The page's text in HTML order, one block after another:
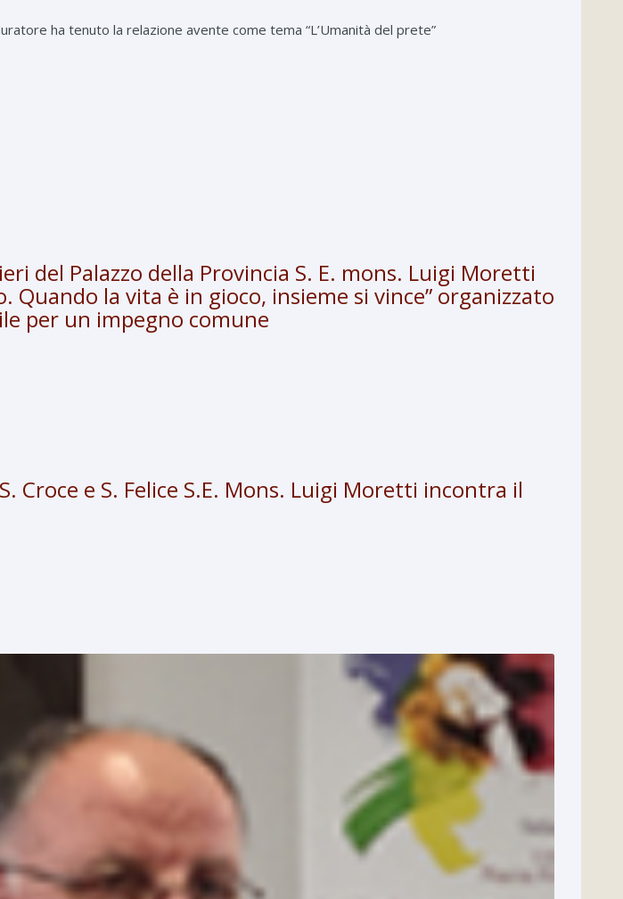
ha tenuto la relazione avente come tema “L’Umanità del prete”
del Palazzo della Provincia S. E. mons. Luigi Moretti
Quando la vita è in gioco, insieme si vince” organizzato
per un impegno comune
Croce e S. Felice S.E. Mons. Luigi Moretti incontra il